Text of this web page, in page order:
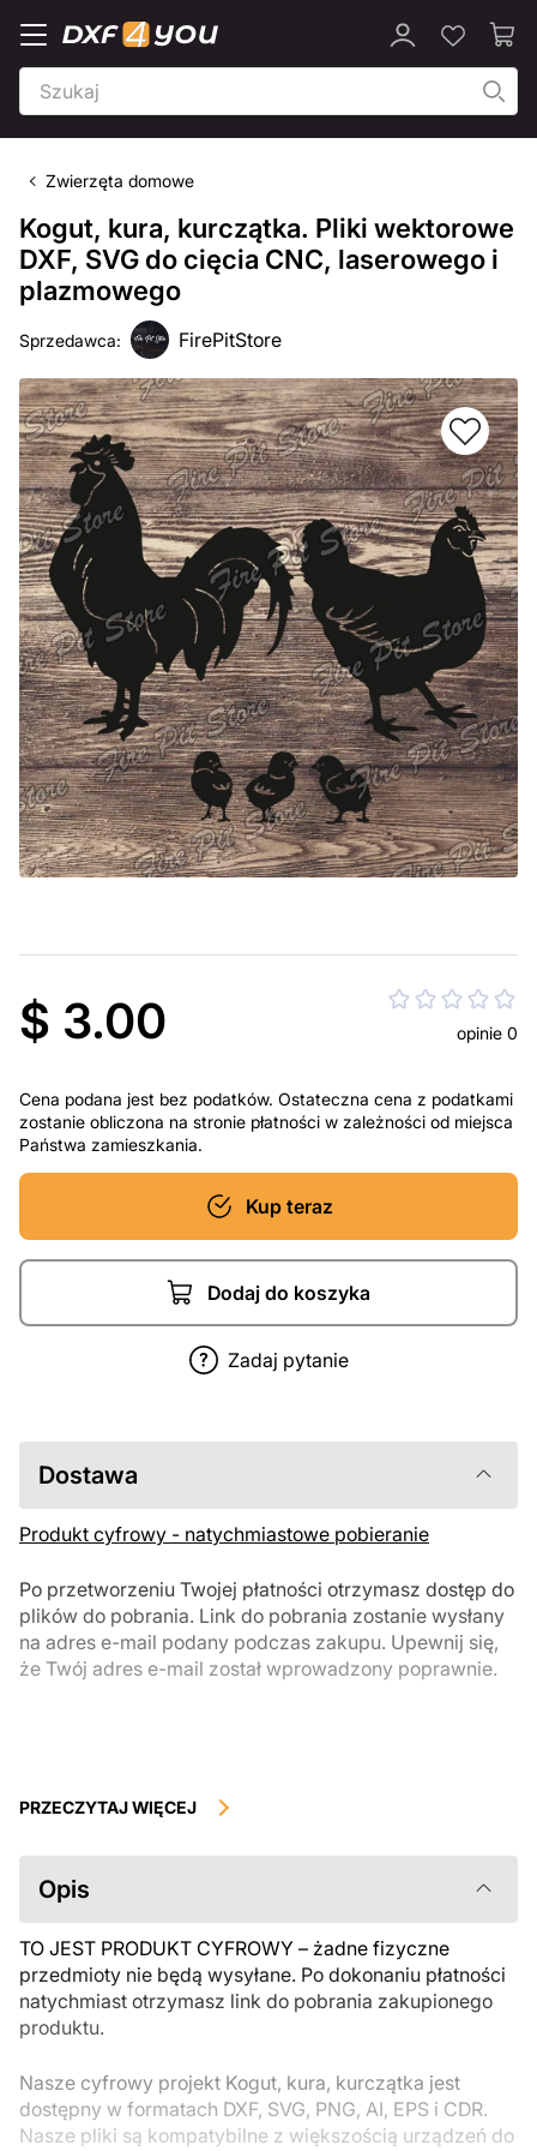
Zwierzęta domowe
Kogut, kura, kurczątka. Pliki wektorowe
DXF, SVG do cięcia CNC, laserowego i
plazmowego
Sprzedawca: FirePitStore
$ 3.00 opinie 0
Cena podana jest bez podatków. Ostateczna cena z podatkami
zostanie obliczona na stronie płatności w zależności od miejsca
Państwa zamieszkania.
Kup teraz
Dodaj do koszyka
Zadaj pytanie
Dostawa
Produkt cyfrowy - natychmiastowe pobieranie
Po przetworzeniu Twojej płatności otrzymasz dostęp do
plików do pobrania. Link do pobrania zostanie wysłany
na adres e-mail podany podczas zakupu. Upewnij się,
że Twój adres e-mail został wprowadzony poprawnie.
podlegają zwrotowi ani wymianie po ich pobraniu. Zalecamy
przed zakupem. Jeśli masz jakiekolwiek problemy z zamówieniem,
skontaktuj się bezpośrednio ze sprzedawcą.
PRZECZYTAJ WIĘCEJ
Opis
TO JEST PRODUKT CYFROWY – żadne fizyczne
przedmioty nie będą wysyłane. Po dokonaniu płatności
natychmiast otrzymasz link do pobrania zakupionego
produktu.
Nasze cyfrowy projekt Kogut, kura, kurczątka jest
dostępny w formatach DXF, SVG, PNG, AI, EPS i CDR.
Nasze pliki są kompatybilne z większością urządzeń do